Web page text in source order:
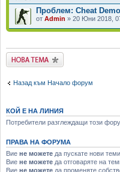
Проблем: Cheat
от Admin » 20 Юни 2018,
Публикувай нова
тема
Назад към Начало форум
КОЙ Е НА ЛИНИЯ
Потребители разглеждащи този
ПРАВА НА ФОРУМА
Вие не можете да пускате нови теми
Вие не можете да отговаряте на
Вие не можете да променяте